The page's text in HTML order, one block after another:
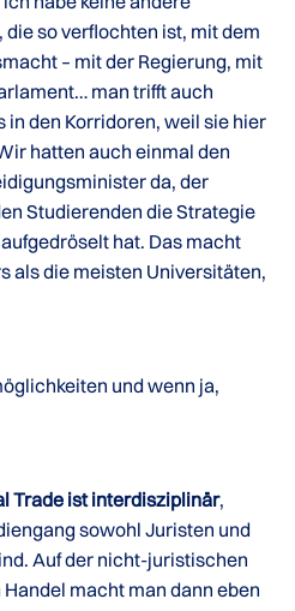
so verflochten ist, mit dem
– mit der Regierung, mit
man trifft auch
in den Korridoren, weil sie hier
hatten auch einmal den
da, der
Studierenden die Strategie
hat. Das macht
als die meisten Universitäten,
und wenn ja,
Trade ist interdisziplinär,
sowohl Juristen und
Auf der nicht-juristischen
macht man dann eben